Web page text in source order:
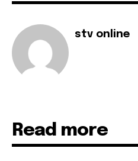
stv online
Read more